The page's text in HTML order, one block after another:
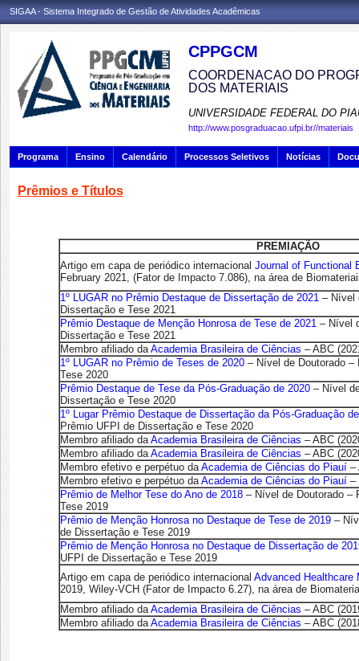
SIGAA - Sistema Integrado de Gestão de Atividades Acadêmicas
CPPGCM
COORDENACAO DO
DOS MATERIAIS
UNIVERSIDADE FEDERAL DO
http://www.posgraduacao.ufpi.br//materiais
Programa Ensino Calendário Processos Seletivos Notícias
Prêmios e Títulos
PREMIAÇÃO
Artigo em capa de periódico internacional Journal of Functional
February 2021, (Fator de Impacto 7.086), na área de
1º LUGAR no Prêmio Destaque de Dissertação de 2021 – Nível
Dissertação e Tese 2021
Prêmio Destaque de Menção Honrosa de Tese de 2021 – Nível
Dissertação e Tese 2021
Membro afiliado daAcademia Brasileira de Ciências – ABC
1º LUGAR no Prêmio de Teses de 2020 – Nível de Doutorado
Tese 2020
Prêmio Destaque de Tese da Pós-Graduação de 2020 – Nível
Dissertação e Tese 2020
1º Lugar Prêmio Destaque de Dissertação da Pós-Graduação
Prêmio UFPI de Dissertação e Tese 2020
Membro afiliado daAcademia Brasileira de Ciências – ABC
Membro afiliado daAcademia Brasileira de Ciências – ABC
Membro efetivo e perpétuo daAcademia de Ciências do Piauí –
Membro efetivo e perpétuo daAcademia de Ciências do Piauí –
Prêmio de Melhor Tese do Ano de 2018 – Nível de Doutorado –
Tese 2019
Prêmio de Menção Honrosa no Destaque de Tese de 2019 –
de Dissertação e Tese 2019
Prêmio de Menção Honrosa no Destaque de Dissertação de
UFPI de Dissertação e Tese 2019
Artigo em capa de periódico internacional Advanced Healthcare
2019, Wiley-VCH (Fator de Impacto 6.27), na área de
Membro afiliado daAcademia Brasileira de Ciências – ABC
Membro afiliado daAcademia Brasileira de Ciências – ABC